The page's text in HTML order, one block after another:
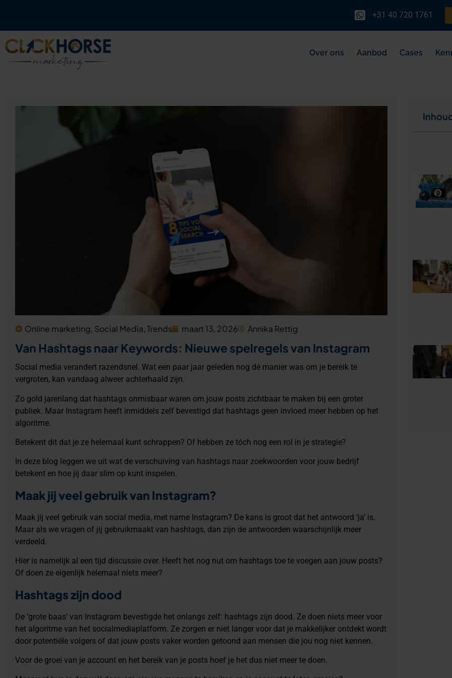
+31 40 720 1761
Over ons Aanbod Cases
Online marketing, Social Media,Trends maart 13, 2026 Annika Rettig
Van Hashtags naar Keywords: Nieuwe spelregels van Instagram
Social media verandert razendsnel. Wat een paar jaar geleden nog dé manier was om je bereik te
vergroten, kan vandaag alweer achterhaald zijn.
Zo gold jarenlang dat hashtags onmisbaar waren om jouw posts zichtbaar te maken bij een groter
publiek. Maar Instagram heeft inmiddels zelf bevestigd dat hashtags geen invloed meer hebben op het
algoritme.
Betekent dit dat je ze helemaal kunt schrappen? Of hebben ze tóch nog een rol in je strategie?
In deze blog leggen we uit wat de verschuiving van hashtags naar zoekwoorden voor jouw bedrijf
betekent en hoe jij daar slim op kunt inspelen.
Maak jij veel gebruik van Instagram?
Maak jij veel gebruik van social media, met name Instagram? De kans is groot dat het antwoord ‘ja’ is.
Maar als we vragen of jij gebruikmaakt van hashtags, dan zijn de antwoorden waarschijnlijk meer
verdeeld.
Hier is namelijk al een tijd discussie over. Heeft het nog nut om hashtags toe te voegen aan jouw posts?
Of doen ze eigenlijk helemaal niets meer?
Hashtags zijn dood
De ‘grote baas’ van Instagram bevestigde het onlangs zelf: hashtags zijn dood. Ze doen niets meer voor
het algoritme van het socialmediaplatform. Ze zorgen er niet langer voor dat je makkelijker ontdekt wordt
door potentiële volgers of dat jouw posts vaker worden getoond aan mensen die jou nog niet kennen.
Voor de groei van je account en het bereik van je posts hoef je het dus niet meer te doen.